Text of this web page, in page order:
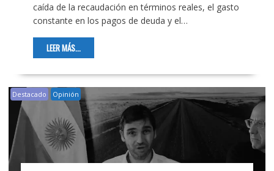
caída de la recaudación en términos reales, el gasto
constante en los pagos de deuda y el…
LEER MÁS...
Destacado Opinión